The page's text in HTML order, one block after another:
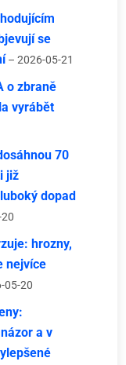
se
– 2026-05-21
o zbraně
vyrábět
70
již
dopad
hrozny,
nejvíce
05-20
a v